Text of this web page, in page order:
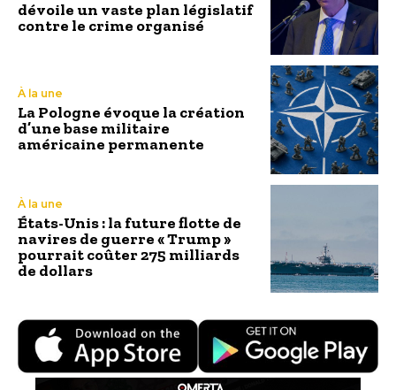
dévoile un vaste plan législatif
contre le crime organisé
À la une
La Pologne évoque la création
d’une base militaire
américaine permanente
À la une
États-Unis : la future flotte de
navires de guerre « Trump »
pourrait coûter 275 milliards
de dollars